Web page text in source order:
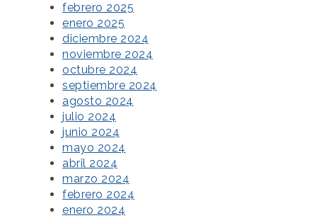
febrero 2025
enero 2025
diciembre 2024
noviembre 2024
octubre 2024
septiembre 2024
agosto 2024
julio 2024
junio 2024
mayo 2024
abril 2024
marzo 2024
febrero 2024
enero 2024